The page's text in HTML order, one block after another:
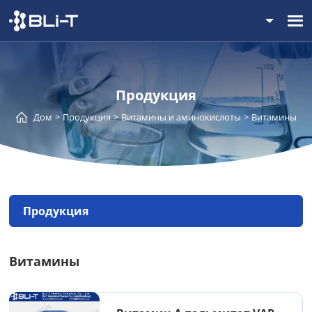
Продукция
Дом Продукция Витамины и аминокислоты Витамины
Продукция
Витамины